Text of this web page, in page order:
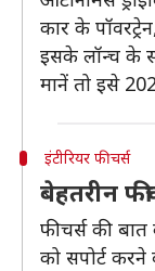
कार के
इसके लॉन्च के
मानें तो इसे
इंटीरियर फीचर्स
बेहतरीन
फीचर्स की
को सपोर्ट करने